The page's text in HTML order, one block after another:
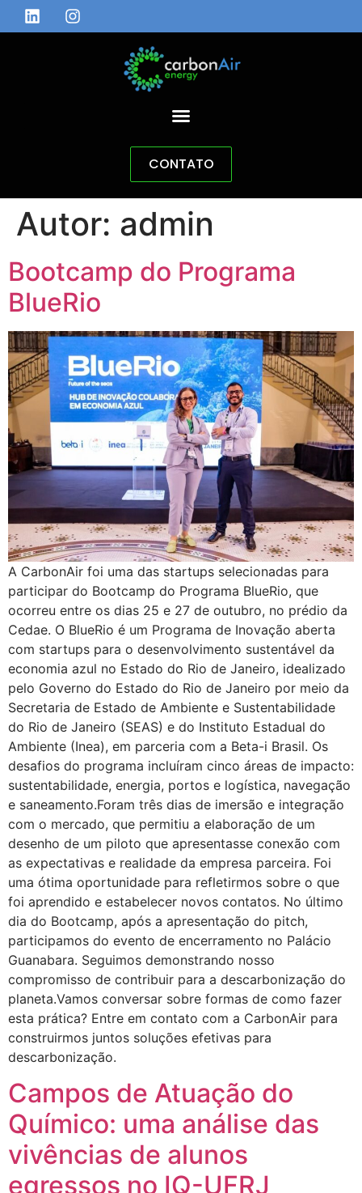
CONTATO
Autor: admin
Bootcamp do Programa
BlueRio
A CarbonAir foi uma das startups selecionadas para
participar do Bootcamp do Programa BlueRio, que
ocorreu entre os dias 25 e 27 de outubro, no prédio da
Cedae. O BlueRio é um Programa de Inovação aberta
com startups para o desenvolvimento sustentável da
economia azul no Estado do Rio de Janeiro, idealizado
pelo Governo do Estado do Rio de Janeiro por meio da
Secretaria de Estado de Ambiente e Sustentabilidade
do Rio de Janeiro (SEAS) e do Instituto Estadual do
Ambiente (Inea), em parceria com a Beta-i Brasil. Os
desafios do programa incluíram cinco áreas de impacto:
sustentabilidade, energia, portos e logística, navegação
e saneamento.Foram três dias de imersão e integração
com o mercado, que permitiu a elaboração de um
desenho de um piloto que apresentasse conexão com
as expectativas e realidade da empresa parceira. Foi
uma ótima oportunidade para refletirmos sobre o que
foi aprendido e estabelecer novos contatos. No último
dia do Bootcamp, após a apresentação do pitch,
participamos do evento de encerramento no Palácio
Guanabara. Seguimos demonstrando nosso
compromisso de contribuir para a descarbonização do
planeta.Vamos conversar sobre formas de como fazer
esta prática? Entre em contato com a CarbonAir para
construirmos juntos soluções efetivas para
descarbonização.
Campos de Atuação do
Químico: uma análise das
vivências de alunos
egressos no IQ-UFRJ